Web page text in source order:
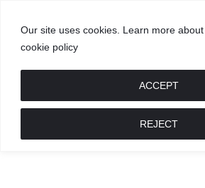
Our site uses cookies. Learn more
cookie policy
REJECT
ACCEPT
GROŽIS
MADA